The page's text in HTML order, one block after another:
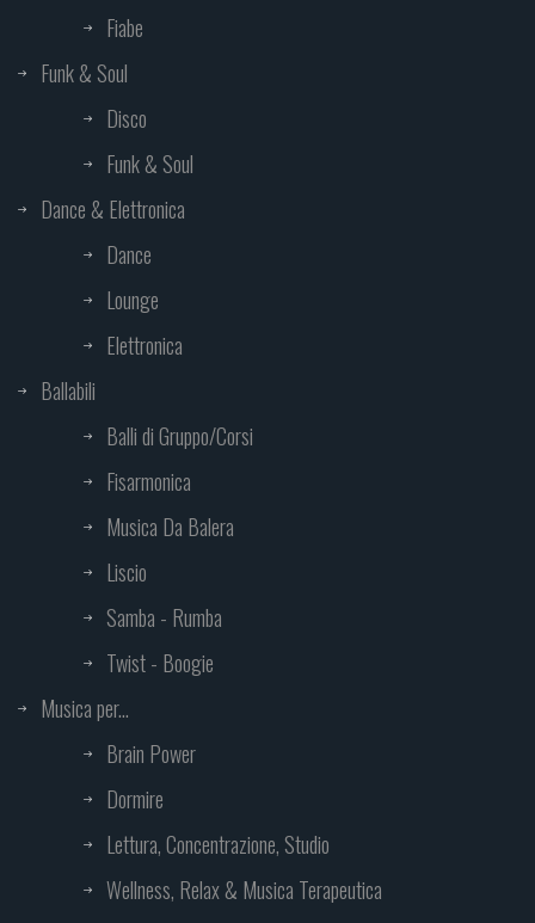
Fiabe
Funk & Soul
Disco
Funk & Soul
Dance & Elettronica
Dance
Lounge
Elettronica
Ballabili
Balli di Gruppo/Corsi
Fisarmonica
Musica Da Balera
Liscio
Samba - Rumba
Twist - Boogie
Musica per...
Brain Power
Dormire
Lettura, Concentrazione, Studio
Wellness, Relax & Musica Terapeutica